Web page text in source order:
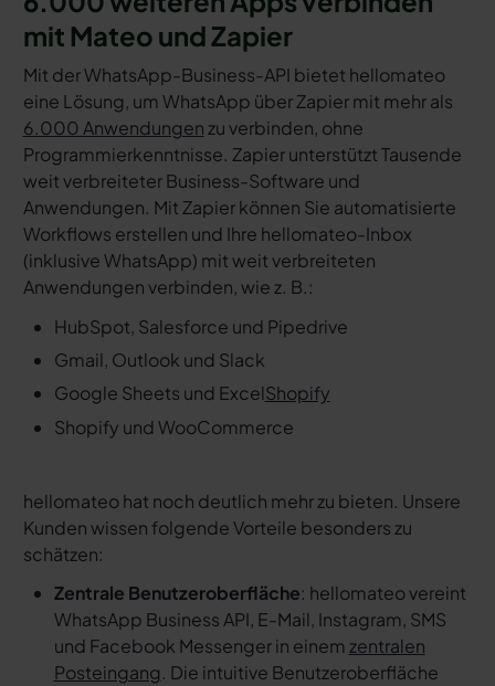
mit Mateo und Zapier
Mit der WhatsApp-Business-API bietet hellomateo
eine Lösung, um WhatsApp über Zapier mit mehr als
6.000 Anwendungenzu verbinden, ohne
Programmierkenntnisse. Zapier unterstützt Tausende
weit verbreiteter Business-Software und
Anwendungen. Mit Zapier können Sie automatisierte
Workflows erstellen und Ihre hellomateo-Inbox
(inklusive WhatsApp) mit weit verbreiteten
Anwendungen verbinden, wie z. B.:
HubSpot, Salesforce und Pipedrive
Gmail, Outlook und Slack
Google Sheets und ExcelShopify
Shopify und WooCommerce
hellomateo hat noch deutlich mehr zu bieten. Unsere
Kunden wissen folgende Vorteile besonders zu
schätzen:
Zentrale Benutzeroberfläche: hellomateo vereint
WhatsApp Business API, E-Mail, Instagram, SMS
und Facebook Messenger in einem zentralen
Posteingang. Die intuitive Benutzeroberfläche